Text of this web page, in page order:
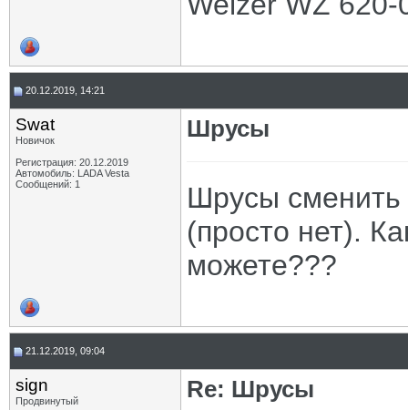
20.12.2019, 14:21
Swat
Новичок
Регистрация: 20.12.2019
Автомобиль: LADA Vesta
Сообщений: 1
Шрусы
Шрусы
(просто нет).
можете???
21.12.2019, 09:04
sign
Продвинутый
Re: Шрусы